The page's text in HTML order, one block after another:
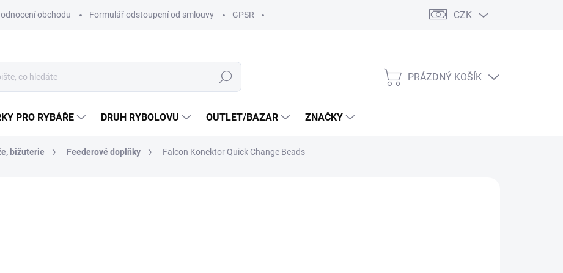
obchodu Formulář odstoupení od smlouvy GPSR CZK
Hledat
NÁKUPNÍ
PRÁZDNÝ KOŠÍK
PRO RYBÁŘE DRUH RYBOLOVU OUTLET/BAZAR ZNAČKY
bižuterie Feederové doplňky Falcon Konektor Quick Change Beads